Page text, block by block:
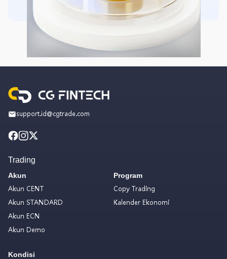
support.id@cgtrade.com
Trading
Akun
Akun CENT
Akun STANDARD
Akun ECN
Akun Demo
Kondisi
Program
Copy Trading
Kalender Ekonomi